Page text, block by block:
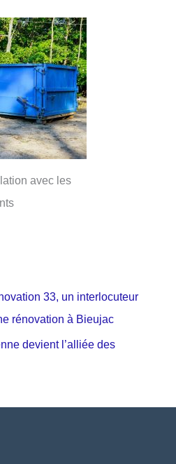
avec les
33, un interlocuteur
rénovation à Bieujac
devient l’alliée des